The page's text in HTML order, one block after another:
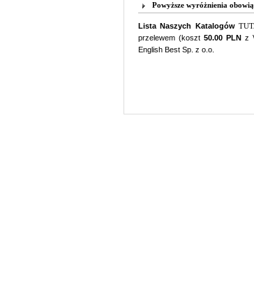
Powyższe wyróżnienia
Lista Naszych Katalogów
przelewem (koszt 50.00 PLN z
English Best Sp. z o.o.